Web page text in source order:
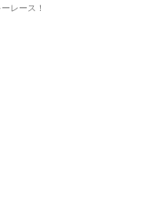
レース！
を Facebook で表示
ールを Twitter で表示